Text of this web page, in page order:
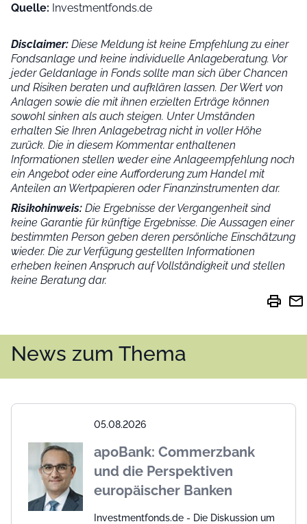
Quelle: Investmentfonds.de
Disclaimer: Diese Meldung ist keine Empfehlung zu einer
Fondsanlage und keine individuelle Anlageberatung. Vor
jeder Geldanlage in Fonds sollte man sich über Chancen
und Risiken beraten und aufklären lassen. Der Wert von
Anlagen sowie die mit ihnen erzielten Erträge können
sowohl sinken als auch steigen. Unter Umständen
erhalten Sie Ihren Anlagebetrag nicht in voller Höhe
zurück. Die in diesem Kommentar enthaltenen
Informationen stellen weder eine Anlageempfehlung noch
ein Angebot oder eine Aufforderung zum Handel mit
Anteilen an Wertpapieren oder Finanzinstrumenten dar.
Risikohinweis: Die Ergebnisse der Vergangenheit sind
keine Garantie für künftige Ergebnisse. Die Aussagen einer
bestimmten Person geben deren persönliche Einschätzung
wieder. Die zur Verfügung gestellten Informationen
erheben keinen Anspruch auf Vollständigkeit und stellen
keine Beratung dar.
print mail
News zum Thema
05.08.2026
apoBank: Commerzbank
und die Perspektiven
europäischer Banken
Investmentfonds.de - Die Diskussion um